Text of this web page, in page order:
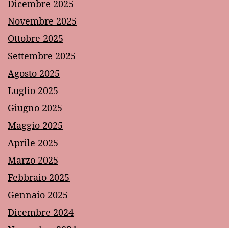
Dicembre 2025
Novembre 2025
Ottobre 2025
Settembre 2025
Agosto 2025
Luglio 2025
Giugno 2025
Maggio 2025
Aprile 2025
Marzo 2025
Febbraio 2025
Gennaio 2025
Dicembre 2024